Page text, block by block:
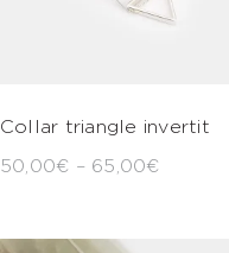
Collar triangle invertit
50,00€ – 65,00€